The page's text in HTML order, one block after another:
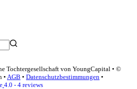
Tochtergesellschaft von YoungCapital • ©
• AGB • Datenschutzbestimmungen •
4.0 - 4 reviews